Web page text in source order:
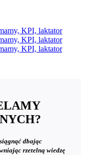
dbając
rzetelną wiedzę